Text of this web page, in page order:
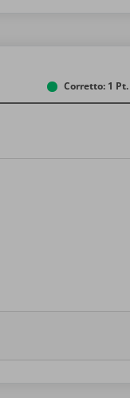
Corretto: 1 Pt.